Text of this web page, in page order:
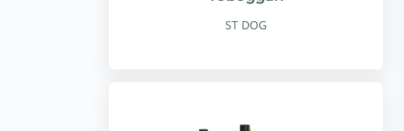
ST DOG